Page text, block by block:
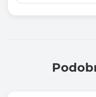
Długość kabla (m)